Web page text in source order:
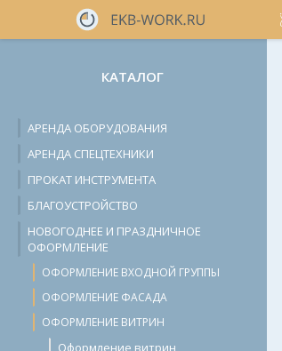
КАТАЛОГ
АРЕНДА ОБОРУДОВАНИЯ
АРЕНДА СПЕЦТЕХНИКИ
ПРОКАТ ИНСТРУМЕНТА
БЛАГОУСТРОЙСТВО
НОВОГОДНЕЕ И ПРАЗДНИЧНОЕ
ОФОРМЛЕНИЕ
ОФОРМЛЕНИЕ ВХОДНОЙ ГРУППЫ
ОФОРМЛЕНИЕ ФАСАДА
ОФОРМЛЕНИЕ ВИТРИН
Оформление витрин